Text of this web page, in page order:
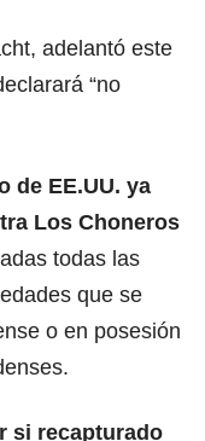
adelantó este
“no
de EE.UU. ya
Los Choneros
todas las
que se
o en posesión
si recapturado